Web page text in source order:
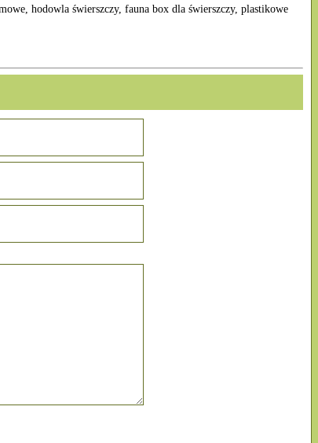
hodowla świerszczy, fauna box dla świerszczy, plastikowe